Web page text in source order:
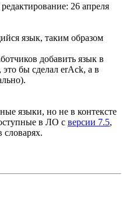
: 26 апреля
язык, таким образом
добавить язык в
бы сделал erAck, а в
языки, но не в контексте
в ЛО с версии 7.5,